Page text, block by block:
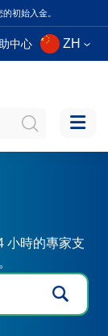
初始入金。
中心 ZH
小時的專家支